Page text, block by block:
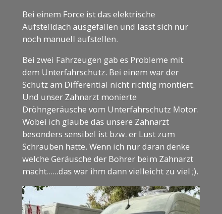
Bei einem Force ist das elektrische
Aufstelldach ausgefallen und lässt sich nur
noch manuell aufstellen.
Bei zwei Fahrzeugen gab es Probleme mit
dem Unterfahrschutz. Bei einem war der
Schutz am Differential nicht richtig montiert.
Und unser Zahnarzt monierte
Dröhngeräusche vom Unterfahrschutz Motor.
Wobei ich glaube das unsere Zahnarzt
besonders sensibel ist bzw. er Lust zum
Schrauben hatte. Wenn ich nur daran denke
welche Geräusche der Bohrer beim Zahnarzt
macht......das war ihm dann vielleicht zu viel ;).